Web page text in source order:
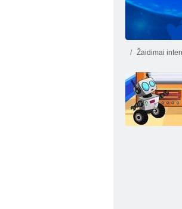
Išdaigos
Žaidimai